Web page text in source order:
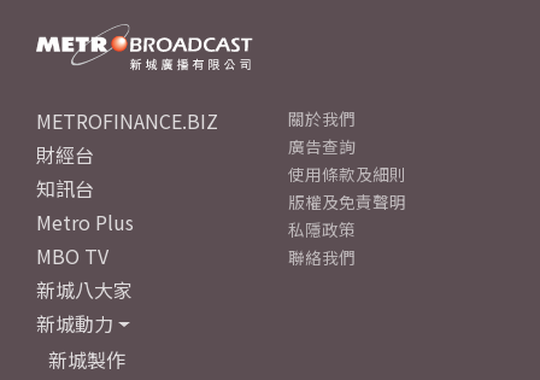
METROFINANCE.BIZ
財經台
知訊台
Metro Plus
MBO TV
新城八大家
新城動力
新城製作
關於我們
廣告查詢
使用條款及細則
版權及免責聲明
私隱政策
聯絡我們